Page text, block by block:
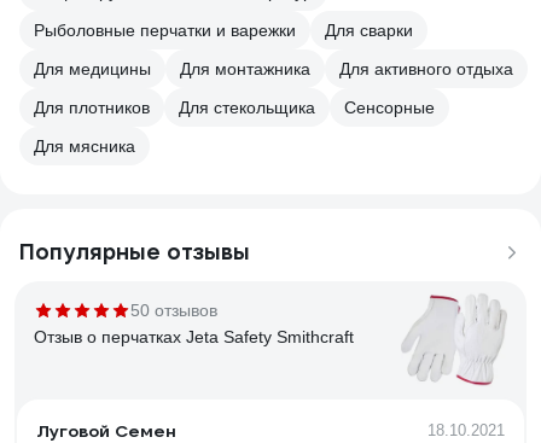
Рыболовные перчатки и варежки
Для сварки
Для медицины
Для монтажника
Для активного отдыха
Для плотников
Для стекольщика
Сенсорные
Для мясника
Популярные отзывы
50 отзывов
Отзыв о перчатках Jeta Safety Smithcraft
Луговой Семен 18.10.2021